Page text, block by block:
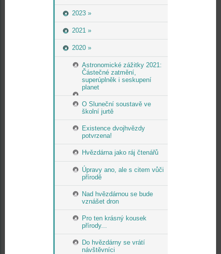
2023 »
2021 »
2020 »
Astronomické zážitky 2021:
Částečné zatmění,
superúplněk i seskupení
planet
O Sluneční soustavě ve
školní jurtě
Existence dvojhvězdy
potvrzena!
Hvězdárna jako ráj čtenářů
Úpravy ano, ale s citem vůči
přírodě
Nad hvězdárnou se bude
vznášet dron
Pro ten krásný kousek
přírody...
Do hvězdárny se vrátí
návštěvníci